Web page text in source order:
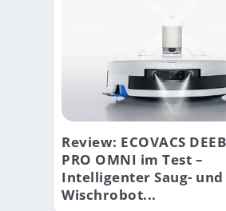
Review: ECOVACS
PRO OMNI im Test –
Intelligenter Saug- und
Wischrobot...